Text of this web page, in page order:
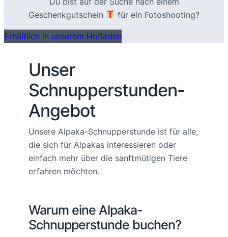
Geschenkgutschein
für ein Fotoshooting?
Erhältlich in unserem Hofladen
Unser
Schnupperstunden-
Angebot
Unsere Alpaka-Schnupperstunde ist für alle,
die sich für Alpakas interessieren oder
einfach mehr über die sanftmütigen Tiere
erfahren möchten.
Warum eine Alpaka-
Schnupperstunde buchen?